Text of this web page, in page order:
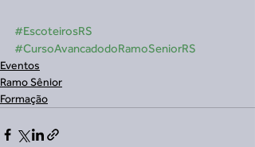
#EscoteirosRS
#CursoAvancadodoRamoSeniorRS
Eventos
Ramo Sênior
Formação